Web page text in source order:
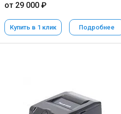
от 29 000 ₽
Купить в 1 клик Подробнее